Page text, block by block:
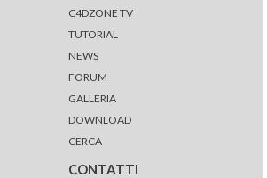
C4DZONE TV
TUTORIAL
NEWS
FORUM
GALLERIA
DOWNLOAD
CERCA
CONTATTI